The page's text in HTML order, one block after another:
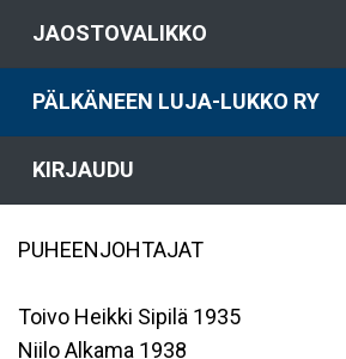
JAOSTOVALIKKO
PÄLKÄNEEN LUJA-LUKKO RY
KIRJAUDU
PUHEENJOHTAJAT
Toivo Heikki Sipilä 1935
Niilo Alkama 1938